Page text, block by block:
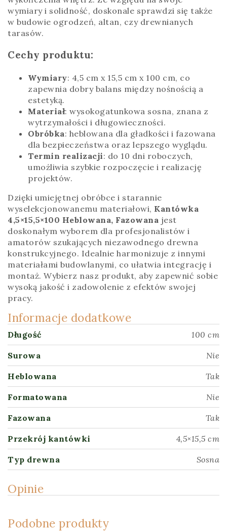
wymiary i solidność, doskonale sprawdzi się także
w budowie ogrodzeń, altan, czy drewnianych
tarasów.
Cechy produktu:
Wymiary: 4,5 cm x 15,5 cm x 100 cm, co
zapewnia dobry balans między nośnością a
estetyką.
Materiał: wysokogatunkowa sosna, znana z
wytrzymałości i długowieczności.
Obróbka: heblowana dla gładkości i fazowana
dla bezpieczeństwa oraz lepszego wyglądu.
Termin realizacji: do 10 dni roboczych,
umożliwia szybkie rozpoczęcie i realizację
projektów.
Dzięki umiejętnej obróbce i starannie
wyselekcjonowanemu materiałowi, Kantówka
4,5×15,5×100 Heblowana, Fazowana jest
doskonałym wyborem dla profesjonalistów i
amatorów szukających niezawodnego drewna
konstrukcyjnego. Idealnie harmonizuje z innymi
materiałami budowlanymi, co ułatwia integrację i
montaż. Wybierz nasz produkt, aby zapewnić sobie
wysoką jakość i zadowolenie z efektów swojej
pracy.
Informacje dodatkowe
Długość 100 cm
Surowa Nie
Heblowana Tak
Formatowana Nie
Fazowana Tak
Przekrój kantówki 4,5×15,5 cm
Typ drewna Sosna
Opinie
Podobne produkty